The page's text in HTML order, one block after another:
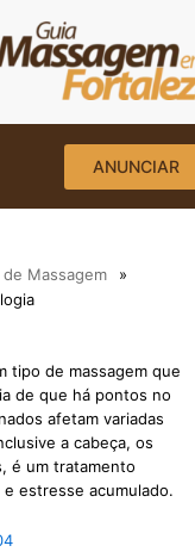
ANUNCIAR
de Massagem
»
tipo de massagem que
de que há pontos no
afetam variadas
a cabeça, os
é um tratamento
estresse acumulado.